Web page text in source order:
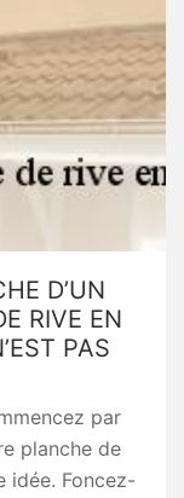
D’UN
RIVE EN
PAS
par
planche de
idée. Foncez-